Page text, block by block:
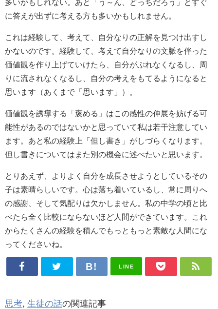
多いかもしれない。あと「う～ん、どっちだろう」とすぐ
に答えが出ずに考える方も多いかもしれません。
これは経験して、考えて、自分なりの正解を見つけ出すし
かないのです。経験して、考えて自分なりの文脈を伴った
価値観を作り上げていけたら、自分がぶれなくなるし、周
りに流されなくなるし、自分の考えをもてるようになると
思います（あくまで「思います」）。
価値観を誘導する「褒める」はこの感性の伸展を妨げる可
能性があるのではないかと思っていて私は若干注意してい
ます。あと私の経験上「但し書き」がしづらくなります。
但し書きについてはまた別の機会に述べたいと思います。
とりあえず、よりよく自分を成長させようとしているその
子は素晴らしいです。心は落ち着いているし、常に周りへ
の感謝、そして気配りは欠かしません。私の中学の頃と比
べたら全く比較にならないほど人間ができています。これ
からたくさんの経験を積んでもっともっと素敵な人間にな
ってくださいね。
LINE
思考, 生徒の話の関連記事